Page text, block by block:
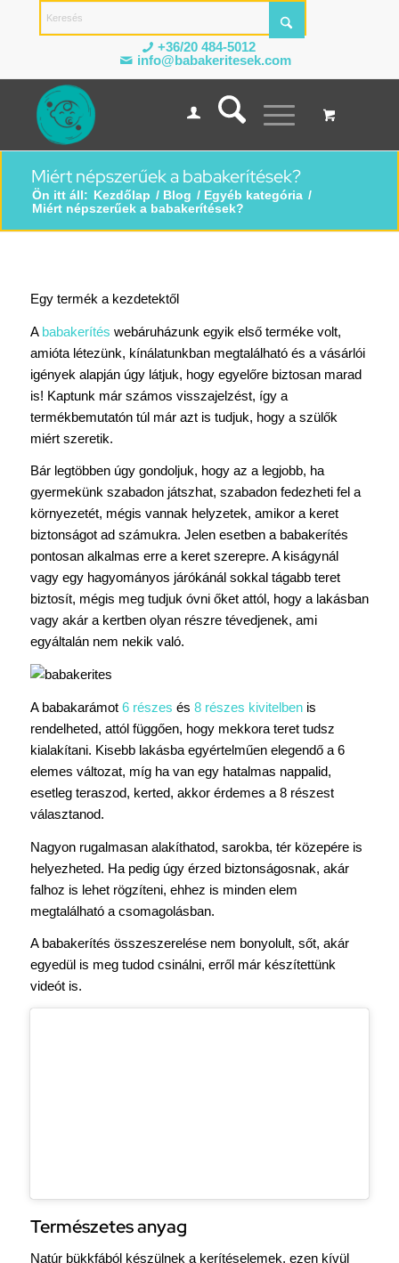
+36/20 484-5012
info@babakeritesek.com
Miért népszerűek a babakerítések?
Ön itt áll: Kezdőlap / Blog / Egyéb kategória /
Miért népszerűek a babakerítések?
Egy termék a kezdetektől
A babakerítés webáruházunk egyik első terméke volt,
amióta létezünk, kínálatunkban megtalálható és a vásárlói
igények alapján úgy látjuk, hogy egyelőre biztosan marad
is! Kaptunk már számos visszajelzést, így a
termékbemutatón túl már azt is tudjuk, hogy a szülők
miért szeretik.
Bár legtöbben úgy gondoljuk, hogy az a legjobb, ha
gyermekünk szabadon játszhat, szabadon fedezheti fel a
környezetét, mégis vannak helyzetek, amikor a keret
biztonságot ad számukra. Jelen esetben a babakerítés
pontosan alkalmas erre a keret szerepre. A kiságynál
vagy egy hagyományos járókánál sokkal tágabb teret
biztosít, mégis meg tudjuk óvni őket attól, hogy a lakásban
vagy akár a kertben olyan részre tévedjenek, ami
egyáltalán nem nekik való.
A babakarámot 6 részes és 8 részes kivitelbenis
rendelheted, attól függően, hogy mekkora teret tudsz
kialakítani. Kisebb lakásba egyértelműen elegendő a 6
elemes változat, míg ha van egy hatalmas nappalid,
esetleg teraszod, kerted, akkor érdemes a 8 részest
választanod.
Nagyon rugalmasan alakíthatod, sarokba, tér közepére is
helyezheted. Ha pedig úgy érzed biztonságosnak, akár
falhoz is lehet rögzíteni, ehhez is minden elem
megtalálható a csomagolásban.
A babakerítés összeszerelése nem bonyolult, sőt, akár
egyedül is meg tudod csinálni, erről már készítettünk
videót is.
Természetes anyag
Natúr bükkfából készülnek a kerítéselemek, ezen kívül